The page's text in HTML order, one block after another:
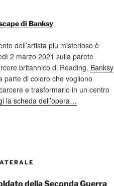
di Banksy
dell’artista più misterioso è
2 marzo 2021 sulla parete
britannico di Reading. Banksy
parte di coloro che vogliono
e trasformarlo in un centro
la scheda dell’opera…
della Seconda Guerra